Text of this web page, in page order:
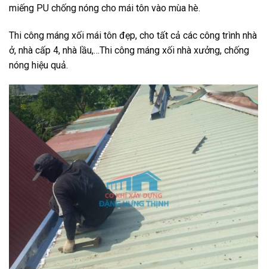
miếng PU chống nóng cho mái tôn vào mùa hè.
Thi công máng xối mái tôn đẹp, cho tất cả các công trình nhà
ở, nhà cấp 4, nhà lầu,…Thi công máng xối nhà xưởng, chống
nóng hiệu quả.